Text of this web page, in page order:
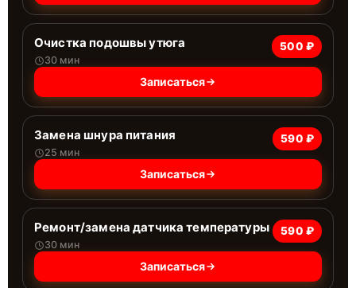
Очистка подошвы утюга
30 мин
500 ₽
Записаться
Замена шнура питания
25 мин
590 ₽
Записаться
Ремонт/замена датчика температуры
30 мин
590 ₽
Записаться